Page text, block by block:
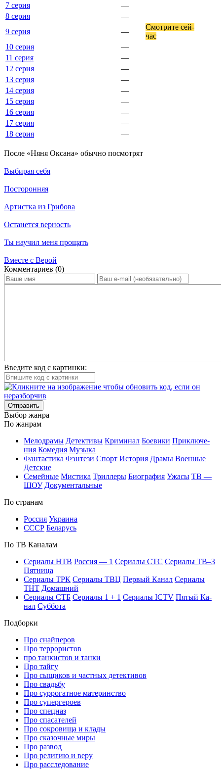
7 серия
—
8 серия
—
9 серия
—
Смот­ри­те сей­
час
10 серия
—
11 серия
—
12 серия
—
13 серия
—
14 серия
—
15 серия
—
16 серия
—
17 серия
—
18 серия
—
По­сле «Няня Оксана» обыч­но по­смот­рят
Выбирая себя
Посторонняя
Артистка из Грибова
Останется верность
Ты научил меня прощать
Вместе с Верой
Ком­мен­та­ри­ев (0)
Введите код с картинки:
Отправить
Вы­бор жан­ра
По жан­рам
Ме­ло­дра­мы Де­тек­ти­вы Кри­ми­нал Бое­ви­ки При­клю­че­
ния Ко­ме­дия Му­зы­ка
Фан­та­сти­ка Фэн­те­зи Спорт Ис­то­рия Дра­мы Во­ен­ные
Дет­ские
Се­мей­ные Мис­ти­ка Трил­ле­ры Био­гра­фия Ужа­сы ТВ —
ШОУ До­ку­мен­таль­ные
По стра­нам
Рос­сия Ук­раи­на
СССР Бе­ла­русь
По ТВ Ка­на­лам
Се­риа­лы НТВ Рос­сия — 1 Се­риа­лы СТС Се­риа­лы ТВ–3
Пят­ни­ца
Се­риа­лы ТРК Се­риа­лы ТВЦ Пер­вый Ка­нал Се­риа­лы
ТНТ До­маш­ний
Се­риа­лы СТБ Се­риа­лы 1 + 1 Се­риа­лы ICTV Пя­тый Ка­
нал Суб­бо­та
Подборки
Про снайперов
Про террористов
про танкистов и танки
Про тайгу
Про сыщиков и частных детективов
Про свадьбу
Про суррогатное материнство
Про супергероев
Про спецназ
Про спасателей
Про сокровища и клады
Про сказочные миры
Про развод
Про религию и веру
Про расследование